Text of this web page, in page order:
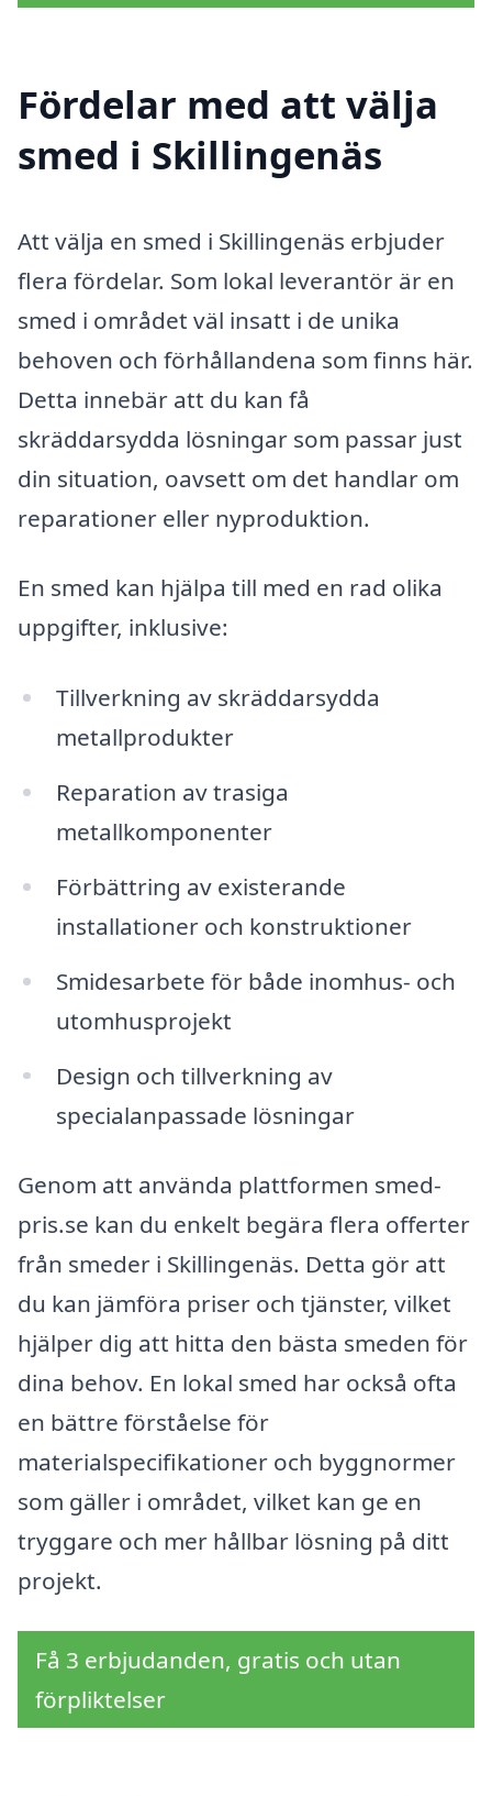
Fördelar med att välja
smed i Skillingenäs
Att välja en smed i Skillingenäs erbjuder
flera fördelar. Som lokal leverantör är en
smed i området väl insatt i de unika
behoven och förhållandena som finns här.
Detta innebär att du kan få
skräddarsydda lösningar som passar just
din situation, oavsett om det handlar om
reparationer eller nyproduktion.
En smed kan hjälpa till med en rad olika
uppgifter, inklusive:
Tillverkning av skräddarsydda
metallprodukter
Reparation av trasiga
metallkomponenter
Förbättring av existerande
installationer och konstruktioner
Smidesarbete för både inomhus- och
utomhusprojekt
Design och tillverkning av
specialanpassade lösningar
Genom att använda plattformen smed-
pris.se kan du enkelt begära flera offerter
från smeder i Skillingenäs. Detta gör att
du kan jämföra priser och tjänster, vilket
hjälper dig att hitta den bästa smeden för
dina behov. En lokal smed har också ofta
en bättre förståelse för
materialspecifikationer och byggnormer
som gäller i området, vilket kan ge en
tryggare och mer hållbar lösning på ditt
projekt.
Få 3 erbjudanden, gratis och utan
förpliktelser